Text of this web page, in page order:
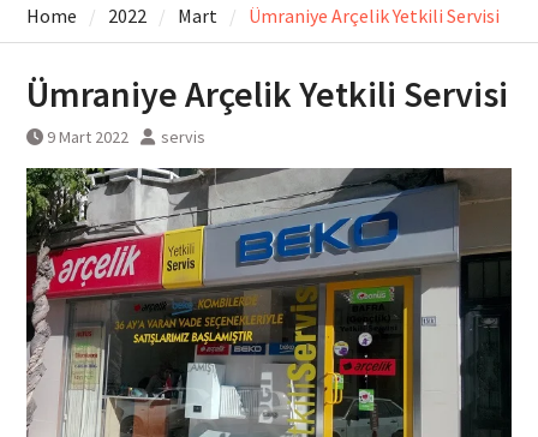
Home 2022 Mart Ümraniye Arçelik Yetkili Servisi
Ümraniye Arçelik Yetkili Servisi
9 Mart 2022 servis